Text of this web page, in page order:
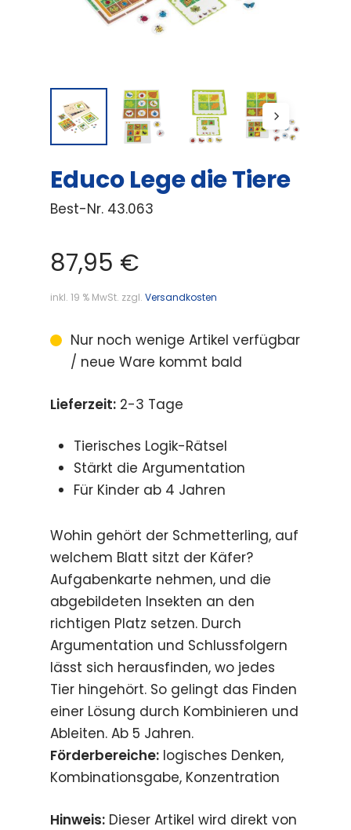
Educo Lege die Tiere
Best-Nr. 43.063
87,95 €
inkl. 19 % MwSt. zzgl. Versandkosten
Nur noch wenige Artikel verfügbar
/ neue Ware kommt bald
Lieferzeit: 2-3 Tage
Tierisches Logik-Rätsel
Stärkt die Argumentation
Für Kinder ab 4 Jahren
Wohin gehört der Schmetterling, auf
welchem Blatt sitzt der Käfer?
Aufgabenkarte nehmen, und die
abgebildeten Insekten an den
richtigen Platz setzen. Durch
Argumentation und Schlussfolgern
lässt sich herausfinden, wo jedes
Tier hingehört. So gelingt das Finden
einer Lösung durch Kombinieren und
Ableiten. Ab 5 Jahren.
Förderbereiche: logisches Denken,
Kombinationsgabe, Konzentration
Hinweis: Dieser Artikel wird direkt von